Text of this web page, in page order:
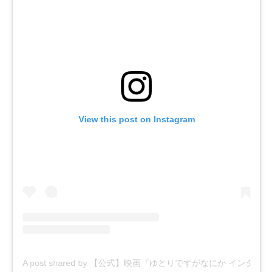
View this post on Instagram
A post shared by 【公式】映画『ゆとりですがなにか インター